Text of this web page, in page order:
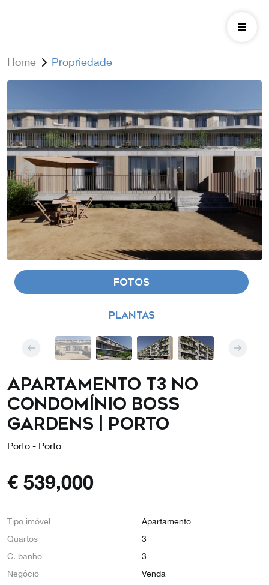
Home Propriedade
FOTOS
PLANTAS
Apartamento T3 no
Condomínio BOSS
GARDENS | Porto
Porto - Porto
€ 539,000
Tipo imóvel
Apartamento
Quartos
3
C. banho
3
Negócio
Venda